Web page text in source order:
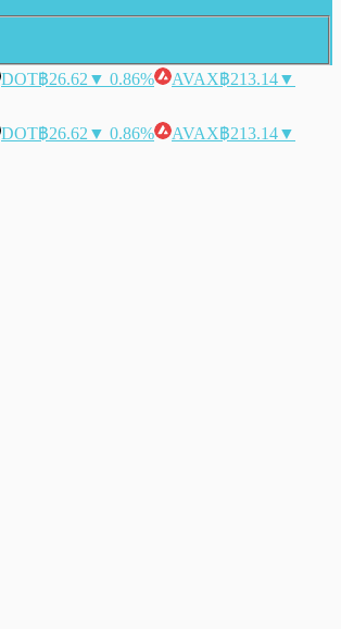
DOT฿26.62 ▼ 0.86% AVAX฿213.14▼
DOT฿26.62 ▼ 0.86% AVAX฿213.14▼